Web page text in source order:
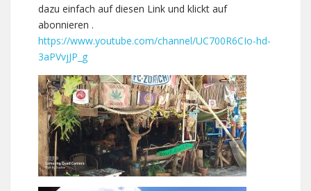
dazu einfach auf diesen Link und klickt auf
abonnieren .
https://www.youtube.com/channel/UC700R6CIo-hd-
3aPVvjJP_g